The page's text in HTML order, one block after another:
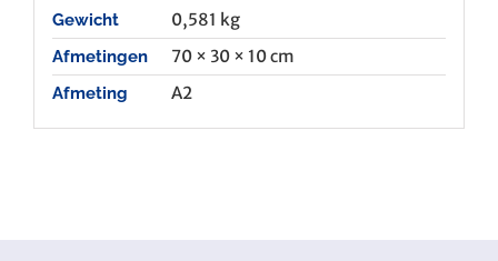
Gewicht 0,581 kg
Afmetingen 70 × 30 × 10 cm
Afmeting A2